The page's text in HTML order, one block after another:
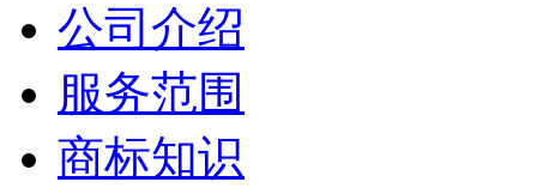
公司介绍
服务范围
商标知识